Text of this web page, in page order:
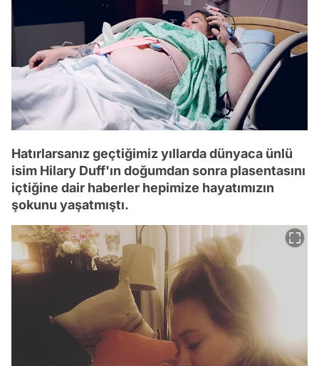
Hatırlarsanız geçtiğimiz yıllarda dünyaca ünlü
isim Hilary Duff'ın doğumdan sonra plasentasını
içtiğine dair haberler hepimize hayatımızın
şokunu yaşatmıştı.